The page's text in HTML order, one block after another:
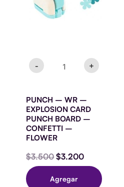
-
PUNCH
BOARD
cantidad
+
PUNCH – WR –
EXPLOSION CARD
PUNCH BOARD –
CONFETTI –
FLOWER
$3.500 $3.200
Agregar